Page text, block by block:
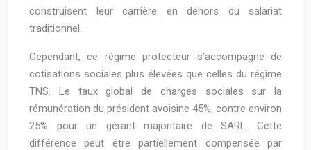
construisent leur carrière en dehors du salariat
traditionnel.
Cependant, ce régime protecteur s’accompagne de
cotisations sociales plus élevées que celles du régime
TNS. Le taux global de charges sociales sur la
rémunération du président avoisine 45%, contre environ
25% pour un gérant majoritaire de SARL. Cette
différence peut être partiellement compensée par